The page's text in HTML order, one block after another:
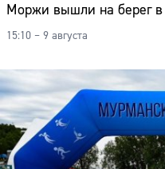
Моржи вышли на берег
15:10 – 9 августа